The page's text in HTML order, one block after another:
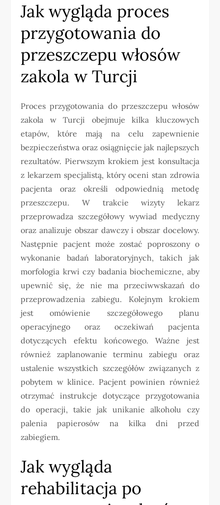
Jak wygląda proces
przygotowania do
przeszczepu włosów
zakola w Turcji
Proces przygotowania do przeszczepu włosów
zakola w Turcji obejmuje kilka kluczowych
etapów, które mają na celu zapewnienie
bezpieczeństwa oraz osiągnięcie jak najlepszych
rezultatów. Pierwszym krokiem jest konsultacja
z lekarzem specjalistą, który oceni stan zdrowia
pacjenta oraz określi odpowiednią metodę
przeszczepu. W trakcie wizyty lekarz
przeprowadza szczegółowy wywiad medyczny
oraz analizuje obszar dawczy i obszar docelowy.
Następnie pacjent może zostać poproszony o
wykonanie badań laboratoryjnych, takich jak
morfologia krwi czy badania biochemiczne, aby
upewnić się, że nie ma przeciwwskazań do
przeprowadzenia zabiegu. Kolejnym krokiem
jest omówienie szczegółowego planu
operacyjnego oraz oczekiwań pacjenta
dotyczących efektu końcowego. Ważne jest
również zaplanowanie terminu zabiegu oraz
ustalenie wszystkich szczegółów związanych z
pobytem w klinice. Pacjent powinien również
otrzymać instrukcje dotyczące przygotowania
do operacji, takie jak unikanie alkoholu czy
palenia papierosów na kilka dni przed
zabiegiem.
Jak wygląda
rehabilitacja po